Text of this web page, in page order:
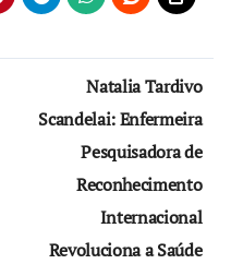
Natalia Tardivo
Scandelai: Enfermeira
Pesquisadora de
Reconhecimento
Internacional
Revoluciona a Saúde